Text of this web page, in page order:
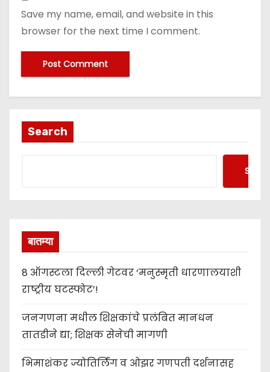
Save my name, email, and website in this
browser for the next time I comment.
Search
बातम्या
8 ऑगस्टला दिल्ली गेटवर ‘मनुस्मृती धारणालयाशी
राष्ट्रीय घटस्फोट’!
जनगणना मधील शिक्षकांचे प्रलंबित मानधन
तातडीने द्या; शिक्षक सेनेची मागणी
भिमाशंकर ज्योतिर्लिंग व ओझर गणपती दर्शनासह